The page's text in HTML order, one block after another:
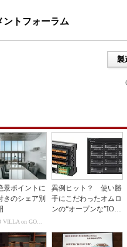
トフォーラム
製
景ポイントに
きのシェア別
PR(COCO VILLA on GOETHE)
異例ヒット？ 使い勝
手にこだわったオムロ
ンの“オープンな”IO-L